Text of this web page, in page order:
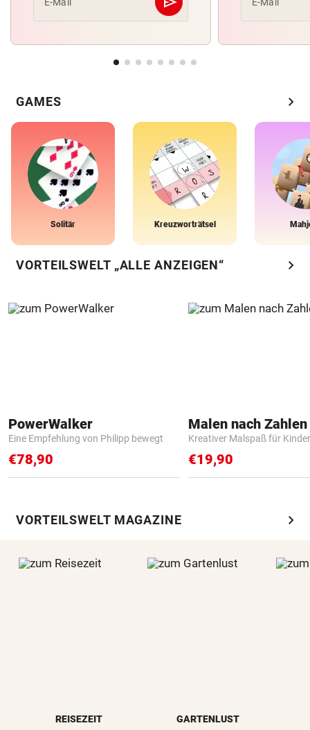
Abschicken
GAMES chevron_right
Solitär Kreuzworträtsel
VORTEILSWELT „ALLE ANZEIGEN“ chevron_right
PowerWalker
Eine Empfehlung von Philipp bewegt
€78,90
Kreativer Malspaß für Kinder
€19,90
VORTEILSWELT MAGAZINE chevron_right
REISEZEIT GARTENLUST